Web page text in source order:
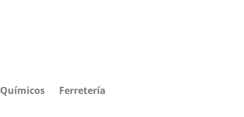
Químicos
Ferretería